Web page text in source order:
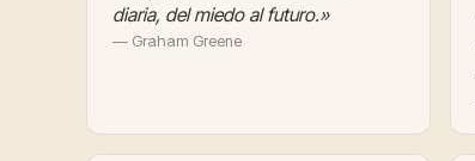
diaria, del miedo al futuro.»
— Graham Greene